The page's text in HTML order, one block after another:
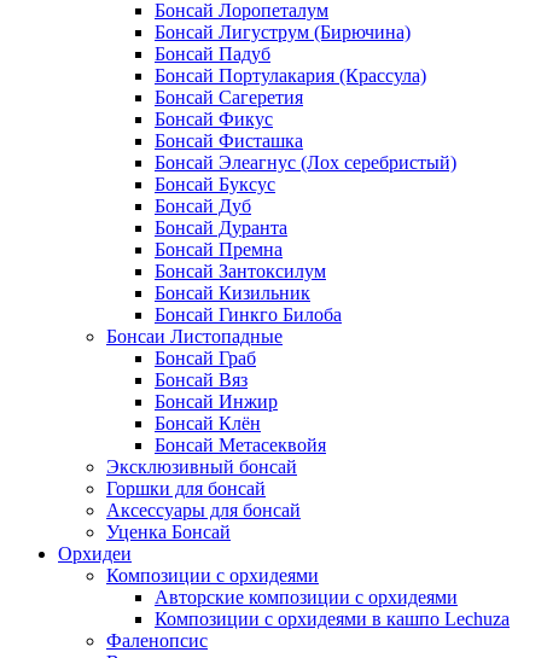
Бонсай Лоропеталум
Бонсай Лигуструм (Бирючина)
Бонсай Падуб
Бонсай Портулакария (Крассула)
Бонсай Сагеретия
Бонсай Фикус
Бонсай Фисташка
Бонсай Элеагнус (Лох серебристый)
Бонсай Буксус
Бонсай Дуб
Бонсай Дуранта
Бонсай Премна
Бонсай Зантоксилум
Бонсай Кизильник
Бонсай Гинкго Билоба
Бонсаи Листопадные
Бонсай Граб
Бонсай Вяз
Бонсай Инжир
Бонсай Клён
Бонсай Метасеквойя
Эксклюзивный бонсай
Горшки для бонсай
Аксессуары для бонсай
Уценка Бонсай
Орхидеи
Композиции с орхидеями
Авторские композиции с орхидеями
Композиции с орхидеями в кашпо Lechuza
Фаленопсис